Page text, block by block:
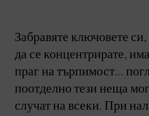
Забравяте ключовете
да се концентрирате,
праг на търпимост...
поотделно тези неща
случат на всеки. При